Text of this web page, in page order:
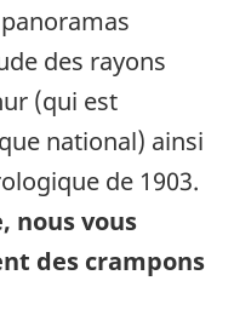
des rayons
(qui est
national) ainsi
de 1903.
nous vous
des crampons